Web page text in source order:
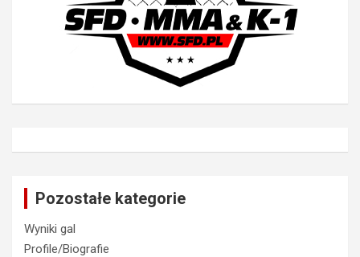
Pozostałe kategorie
Wyniki gal
Profile/Biografie